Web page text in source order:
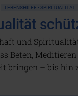
LEBENSHILFE • SPIRITUALITÄT
und
Beten,
bringen – bis hin